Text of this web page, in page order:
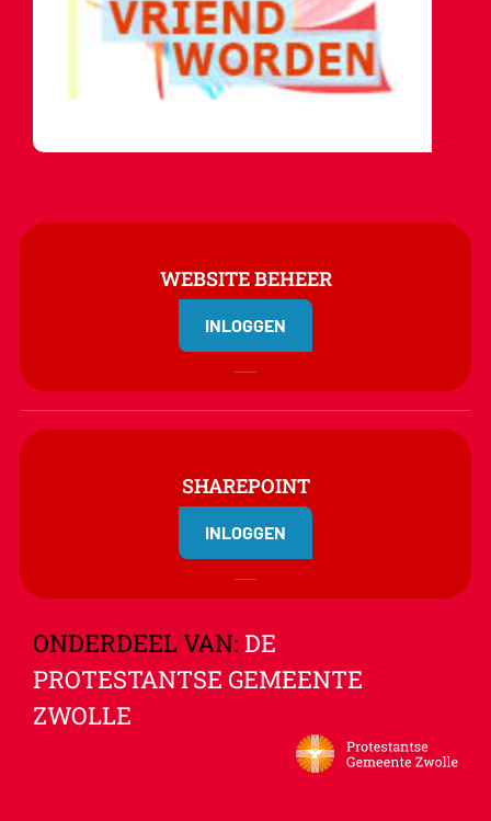
WEBSITE BEHEER
INLOGGEN
SHAREPOINT
INLOGGEN
ONDERDEEL VAN: DE
PROTESTANTSE GEMEENTE
ZWOLLE